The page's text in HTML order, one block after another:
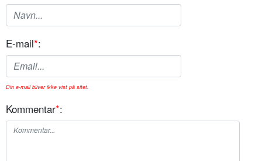
E-mail*:
Din e-mail bliver ikke vist på sitet.
Kommentar*: